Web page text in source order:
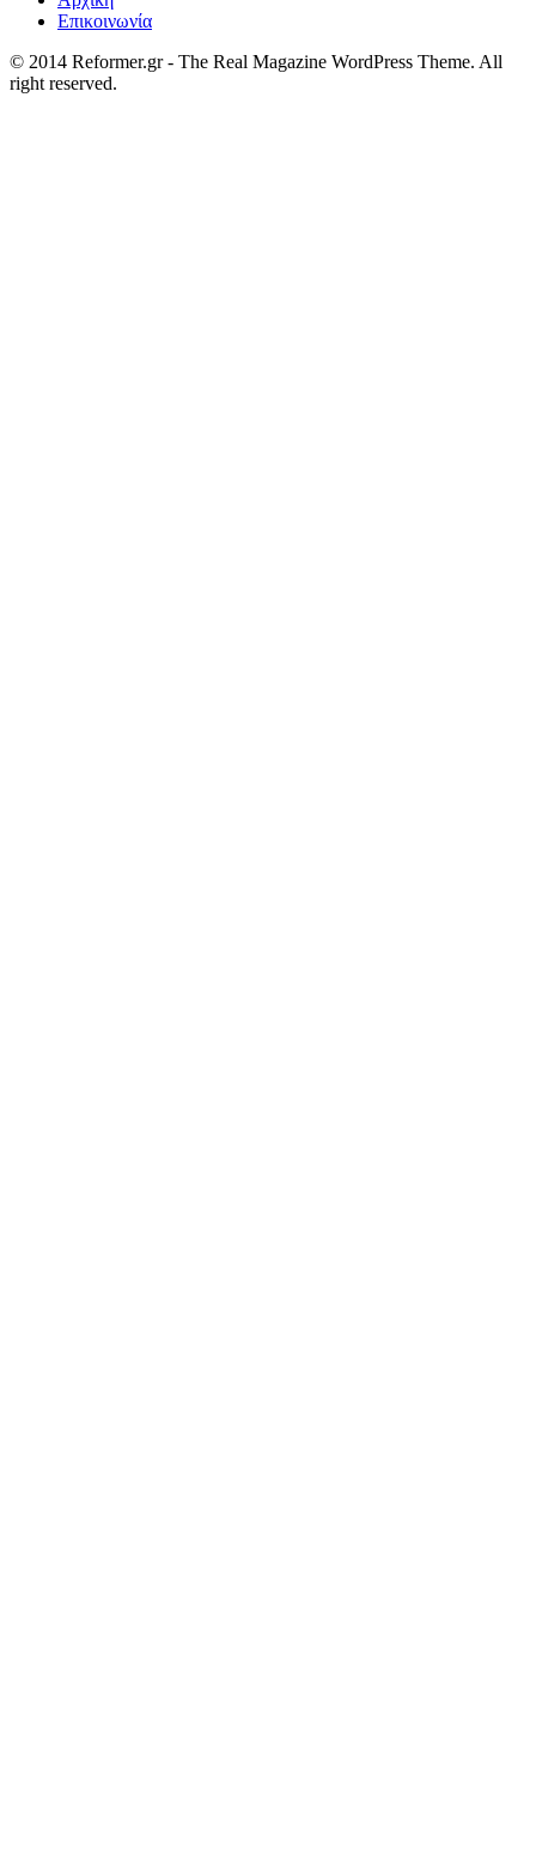
Επικοινωνία
© 2014 Reformer.gr - The Real Magazine WordPress Theme. All
right reserved.